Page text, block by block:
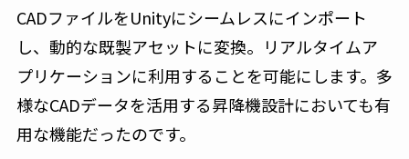
CADファイルをUnityにシームレスにインポート
し、動的な既製アセットに変換。リアルタイムア
プリケーションに利用することを可能にします。多
様なCADデータを活用する昇降機設計においても有
用な機能だったのです。